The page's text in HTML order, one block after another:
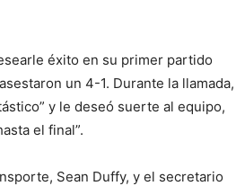
éxito en su primer partido
un 4-1. Durante la llamada,
y le deseó suerte al equipo,
el final”.
Sean Duffy, y el secretario